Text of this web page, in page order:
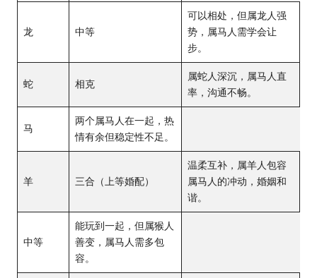
龙 中等
可以相处，但属龙人强
势，属马人需学会让
步。
蛇 相克
属蛇人深沉，属马人直
率，沟通不畅。
马
两个属马人在一起，热
情有余但稳定性不足。
羊 三合（上等婚配）
温柔互补，属羊人包容
属马人的冲动，婚姻和
谐。
中等
能玩到一起，但属猴人
善变，属马人需多包
容。